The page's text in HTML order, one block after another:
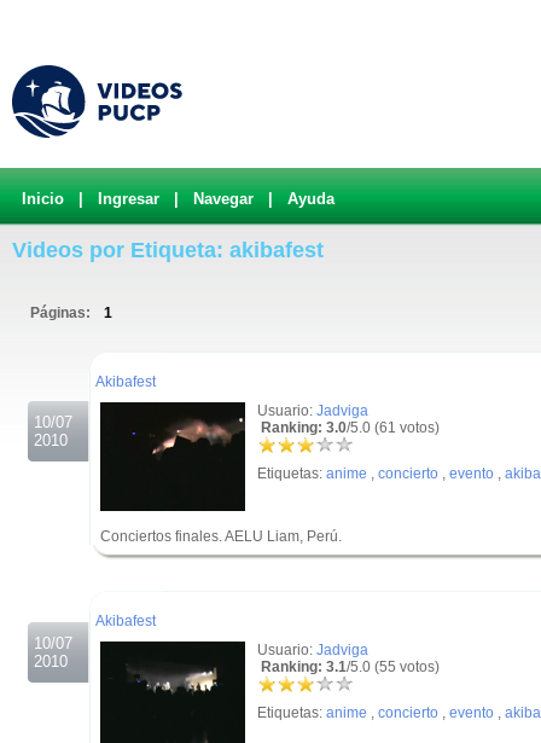
Inicio Ingresar Navegar Ayuda
Videos por Etiqueta: akibafest
Páginas: 1
10/07
2010
Akibafest
Usuario: Jadviga
Ranking: 3.0/5.0 (61 votos)
Etiquetas: anime , concierto , evento ,
Conciertos finales. AELU Liam, Perú.
10/07
2010
Akibafest
Usuario: Jadviga
Ranking: 3.1/5.0 (55 votos)
Etiquetas: anime , concierto , evento ,